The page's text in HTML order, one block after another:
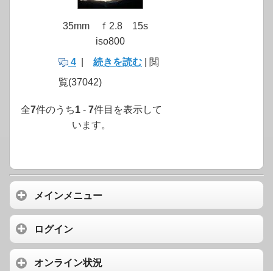
35mm ｆ2.8 15s
iso800
4
続きを読む | 閲
覧(37042)
全7件のうち1 - 7件目を表示して
います。
メインメニュー
ログイン
オンライン状況